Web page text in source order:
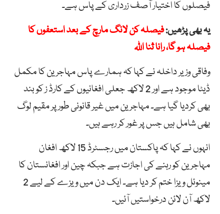
فیصلوں کا اختیار آصف زرداری کے پاس ہے۔
یہ بھی پڑھیں:فیصلہ کن لانگ مارچ کے بعد استعفوں کا
فیصلہ ہو گا، رانا ثنا اللہ
وفاقی وزیر داخلہ نے کہا کہ ہمارے پاس مہاجرین کا مکمل
ڈیٹا موجود ہے اور 2 لاکھ جعلی افغانیوں کے کارڈ ز کو بند
بھی کردیا گیا ہے۔ مہاجرین میں غیر قانونی طور پر مقیم لوگ
بھی شامل ہیں جس پر غور کر رہے ہیں۔
انہوں نے کہا کہ پاکستان میں رجسٹرڈ 15 لاکھ افغان
مہاجرین کو رہنے کی اجازت ہے جبکہ چین اور افغانستان کا
مینوئل ویزا ختم کر دیا ہے۔ ایک دن میں ویزے کے لیے 2
لاکھ آن لائن درخواستیں آئیں۔